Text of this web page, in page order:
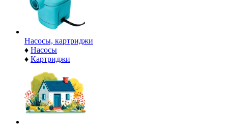
Насосы, картриджи
♦ Насосы
♦ Картриджи